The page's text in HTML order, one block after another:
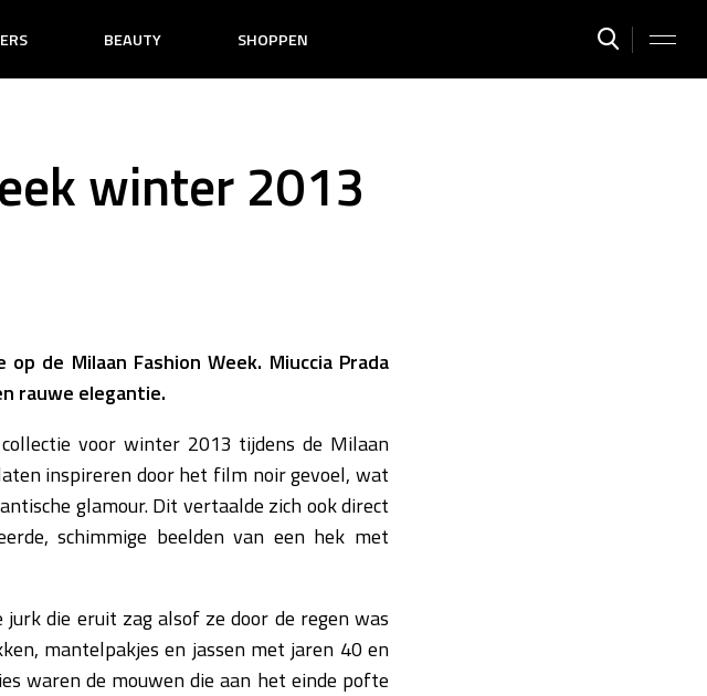
BEAUTY SHOPPEN
winter 2013
de Milaan Fashion Week. Miuccia Prada
rauwe elegantie.
voor winter 2013 tijdens de Milaan
inspireren door het film noir gevoel, wat
glamour. Dit vertaalde zich ook direct
schimmige beelden van een hek met
die eruit zag alsof ze door de regen was
mantelpakjes en jassen met jaren 40 en
waren de mouwen die aan het einde pofte